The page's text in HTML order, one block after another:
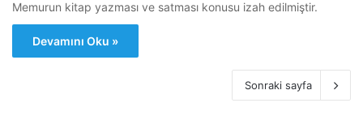
Memurun kitap yazması ve satması konusu izah edilmiştir.
Devamını Oku »
Sonraki sayfa